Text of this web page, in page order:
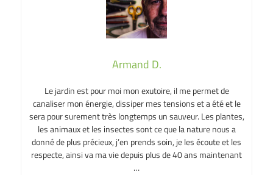
Armand D.
Le jardin est pour moi mon exutoire, il me permet de
canaliser mon énergie, dissiper mes tensions et a été et le
sera pour surement très longtemps un sauveur. Les plantes,
les animaux et les insectes sont ce que la nature nous a
donné de plus précieux, j’en prends soin, je les écoute et les
respecte, ainsi va ma vie depuis plus de 40 ans maintenant
…